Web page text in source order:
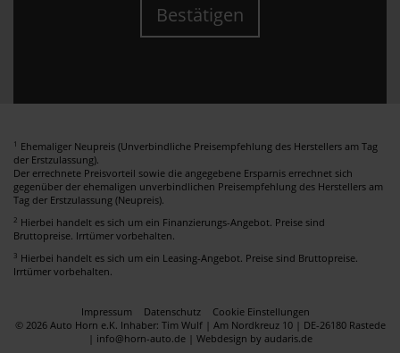
Bestätigen
1 Ehemaliger Neupreis (Unverbindliche Preisempfehlung des Herstellers am Tag
der Erstzulassung).
Der errechnete Preisvorteil sowie die angegebene Ersparnis errechnet sich
gegenüber der ehemaligen unverbindlichen Preisempfehlung des Herstellers am
Tag der Erstzulassung (Neupreis).
2 Hierbei handelt es sich um ein Finanzierungs-Angebot. Preise sind
Bruttopreise. Irrtümer vorbehalten.
3 Hierbei handelt es sich um ein Leasing-Angebot. Preise sind Bruttopreise.
Irrtümer vorbehalten.
Impressum Datenschutz
Cookie Einstellungen
© 2026 Auto Horn e.K. Inhaber: Tim Wulf | Am Nordkreuz 10 | DE-26180 Rastede
| info@horn-auto.de | Webdesign by audaris.de